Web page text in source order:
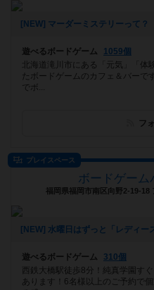
[NEW] マーダーミステリーって？
遊べるボードゲーム
1059個
北海道滝川市にある「元気」「体
たボードゲームのカフェ＆バーで
でボ...
フ
プレイスペース
ボードゲーム
福岡県福岡市南区向野2-19-18
遊べるボードゲーム
310個
西鉄大橋駅徒歩8分！純真学園す
あります！6名様以上のご予約で